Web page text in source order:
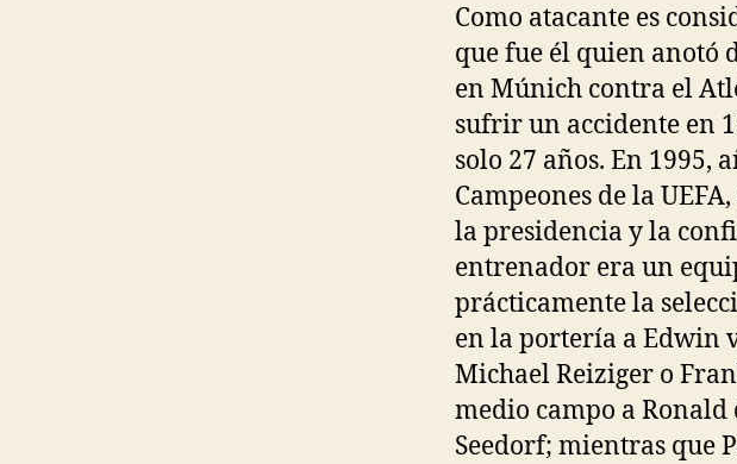
Como atacante es
que fue él quien anotó
en Múnich contra el
sufrir un accidente en
solo 27 años. En 1995,
Campeones de la
la presidencia y la
entrenador era un
prácticamente la
en la portería a Edwin
Michael Reiziger o
medio campo a Ronald
Seedorf; mientras que